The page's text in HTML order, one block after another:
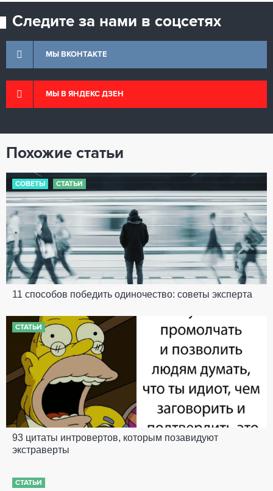
Следите за нами в соцсетях
МЫ ВКОНТАКТЕ
МЫ В ЯНДЕКС ДЗЕН
Похожие статьи
СОВЕТЫ СТАТЬИ
11 способов победить одиночество: советы эксперта
СТАТЬИ
93 цитаты интровертов, которым позавидуют
экстраверты
СТАТЬИ